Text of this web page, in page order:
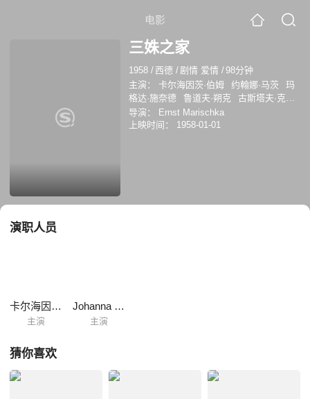
电影
三姝之家
1958 / 西德 /剧情 爱情 /98分钟
主演：
卡尔海因茨·伯姆 约翰娜·马茨
玛
格达·施奈德
鲁道夫·朔克
古斯塔夫·克努
特
Johanna Matz Rudolf Schock
Rueprecht
Else Rambausek
导演：
Ernst Marischka
上映时间：
1958-01-01
演职人员
卡尔海因茨·伯姆
主演
Johanna Matz
主演
猜你喜欢